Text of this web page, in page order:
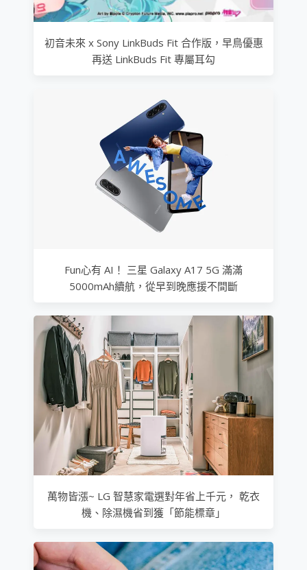
初音未來 x Sony LinkBuds Fit 合作版，早鳥優惠
再送 LinkBuds Fit 專屬耳勾
Fun心有 AI！ 三星 Galaxy A17 5G 滿滿
5000mAh續航，從早到晚應援不間斷
萬物皆漲~ LG 智慧家電選對年省上千元， 乾衣
機、除濕機省到獲「節能標章」